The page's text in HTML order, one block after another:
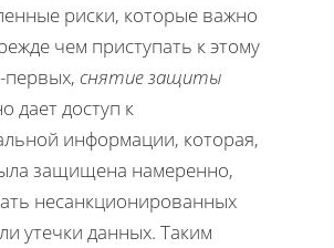
риски, которые важно
чем приступать к этому
первых, снятие защиты
дает доступ к
информации, которая,
защищена намеренно,
несанкционированных
утечки данных. Таким